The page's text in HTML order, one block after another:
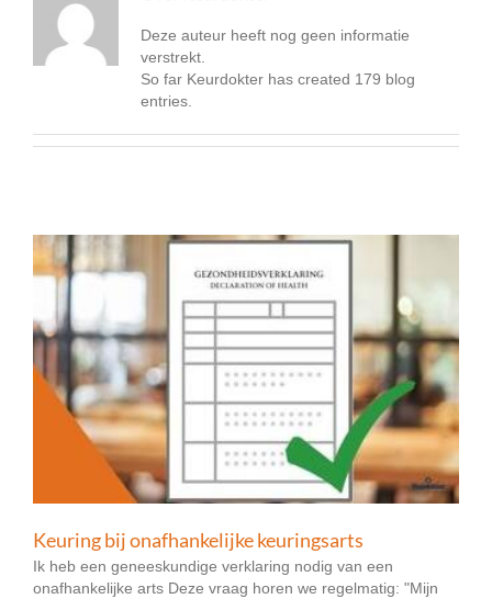
Deze auteur heeft nog geen informatie
verstrekt.
So far Keurdokter has created 179 blog
entries.
Keuring bij onafhankelijke keuringsarts
Ik heb een geneeskundige verklaring nodig van een
onafhankelijke arts Deze vraag horen we regelmatig: "Mijn